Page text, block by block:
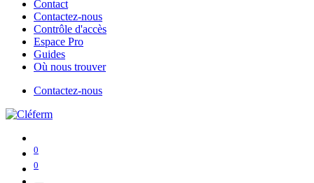
Contact
Contactez-nous
Contrôle d'accès
Espace Pro
Guides
Où nous trouver
Contactez-nous
0
0